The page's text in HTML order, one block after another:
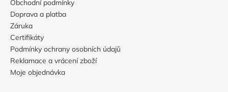
Obchodní podmínky
Doprava a platba
Záruka
Certifikáty
Podmínky ochrany osobních údajů
Reklamace a vrácení zboží
Moje objednávka